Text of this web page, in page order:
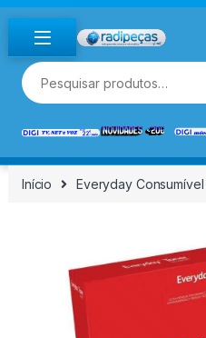
Skip to navigation
Skip to content
Pesquisar por:
Início Everyday